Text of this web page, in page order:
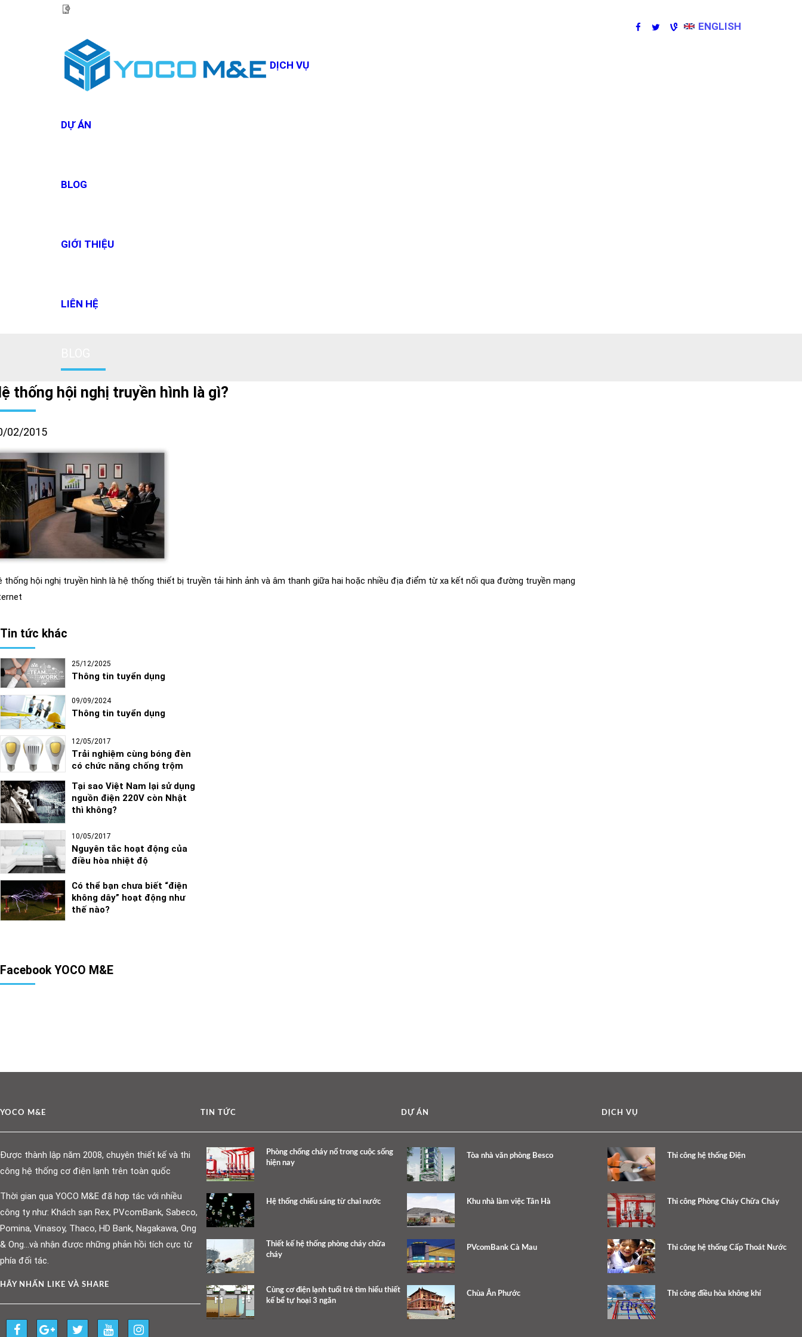
ENGLISH
DỊCH VỤ
DỰ ÁN
BLOG
GIỚI THIỆU
LIÊN HỆ
thống hội nghị truyền hình là gì?
02/2015
thống hội nghị truyền hình là hệ thống thiết bị truyền tải hình ảnh và âm thanh giữa hai hoặc nhiều địa điểm từ xa kết nối qua đường truyền mạng
Tin tức khác
25/12/2025
Thông tin tuyển dụng
09/09/2024
Thông tin tuyển dụng
12/05/2017
Trải nghiệm cùng bóng đèn
có chức năng chống trộm
Tại sao Việt Nam lại sử dụng
nguồn điện 220V còn Nhật
thì không?
10/05/2017
Nguyên tắc hoạt động của
điều hòa nhiệt độ
Có thể bạn chưa biết “điện
không dây” hoạt động như
thế nào?
Facebook YOCO M&E
YOCO M&E
Được thành lập năm 2008, chuyên thiết kế và thi
công hệ thống cơ điện lạnh trên toàn quốc
Thời gian qua YOCO M&E đã hợp tác với nhiều
công ty như: Khách sạn Rex, PVcomBank, Sabeco,
Pomina, Vinasoy, Thaco, HD Bank, Nagakawa, Ong
& Ong…và nhận được những phản hồi tích cực từ
phía đối tác.
HÃY NHẤN LIKE VÀ SHARE
TIN TỨC
Phòng chống cháy nổ trong cuộc sống
hiện nay
Hệ thống chiếu sáng từ chai nước
Thiết kế hệ thống phòng cháy chữa
cháy
Cùng cơ điện lạnh tuổi trẻ tìm hiểu thiết
kế bể tự hoại 3 ngăn
DỰ ÁN
Tòa nhà văn phòng Besco
Khu nhà làm việc Tân Hà
PVcomBank Cà Mau
Chùa Ân Phước
DỊCH VỤ
Thi công hệ thống Điện
Thi công Phòng Cháy Chữa Cháy
Thi công hệ thống Cấp Thoát Nước
Thi công điều hòa không khí